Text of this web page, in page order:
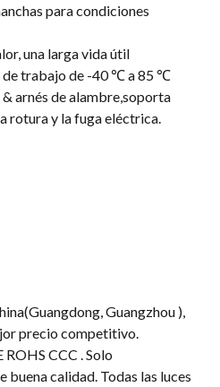
para condiciones
una larga vida útil
trabajo de -40 ℃ a 85 ℃
arnés de alambre,soporta
rotura y la fuga eléctrica.
Guangzhou ),
precio competitivo.
CCC . Solo
calidad. Todas las luces